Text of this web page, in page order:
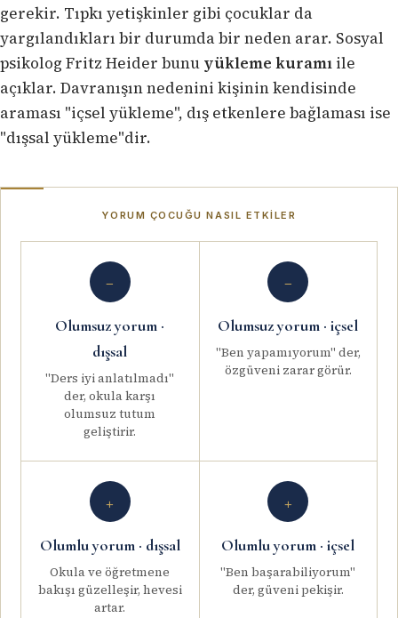
gerekir. Tıpkı yetişkinler gibi çocuklar da
yargılandıkları bir durumda bir neden arar. Sosyal
psikolog Fritz Heider bunu yükleme kuramı ile
açıklar. Davranışın nedenini kişinin kendisinde
araması "içsel yükleme", dış etkenlere bağlaması ise
"dışsal yükleme"dir.
YORUM ÇOCUĞU NASIL ETKILER
−
Olumsuz yorum ·
dışsal
"Ders iyi anlatılmadı"
der, okula karşı
olumsuz tutum
geliştirir.
−
Olumsuz yorum · içsel
"Ben yapamıyorum" der,
özgüveni zarar görür.
+
Olumlu yorum · dışsal
Okula ve öğretmene
bakışı güzelleşir, hevesi
artar.
+
Olumlu yorum · içsel
"Ben başarabiliyorum"
der, güveni pekişir.